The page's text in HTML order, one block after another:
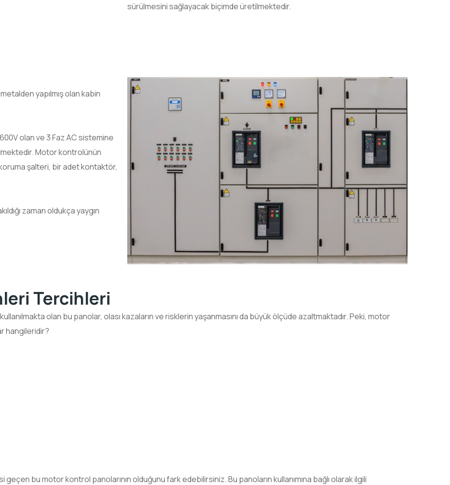
sürülmesini sağlayacak biçimde üretilmektedir.
yapılmış olan kabin
olan ve 3 Faz AC sistemine
Motor kontrolünün
şalteri, bir adet kontaktör,
zaman oldukça yaygın
Tercihleri
olan bu panolar, olası kazaların ve risklerin yaşanmasını da büyük ölçüde azaltmaktadır. Peki, motor
hangileridir?
geçen bu motor kontrol panolarının olduğunu fark edebilirsiniz. Bu panoların kullanımına bağlı olarak ilgili